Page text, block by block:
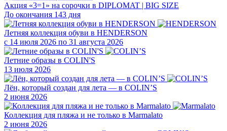
Акция «3=1» на сорочки в DIPLOMAT | BIG SIZE
До окончания 143 дня
Летняя коллекция обуви в HENDERSON
с 14 июля 2026 по 31 августа 2026
Летние образы в COLIN'S
13 июля 2026
Лён, который создан для лета — в COLIN’S
2 июня 2026
Коллекция для пляжа и не только в Marmalato
2 июня 2026